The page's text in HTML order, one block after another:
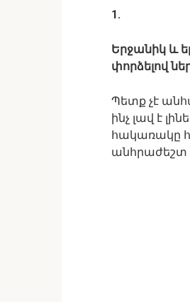
1.
Երջանիկ և
փորձելով
Պետք չէ
ինչ լավ է
հակառակը
անհրաժեշտ